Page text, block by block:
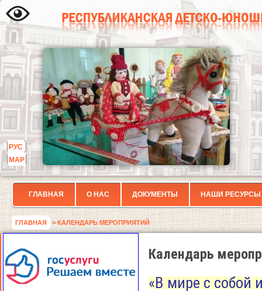
РУС
МАР
ГЛАВНАЯ О НАС ДОКУМЕНТЫ НАШИ РЕСУРСЫ
ГЛАВНАЯ > КАЛЕНДАРЬ МЕРОПРИЯТИЙ
Календарь
«В мире с собой